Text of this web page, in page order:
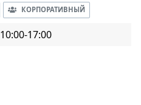
КОРПОРАТИВНЫЙ
10:00-17:00